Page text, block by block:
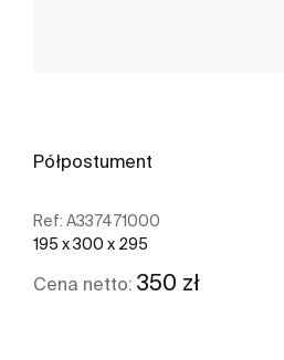
Półpostument
Ref: A337471000
195 x 300 x 295
Cena netto: 350 zł